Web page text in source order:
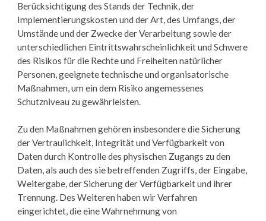
Berücksichtigung des Stands der Technik, der
Implementierungskosten und der Art, des Umfangs, der
Umstände und der Zwecke der Verarbeitung sowie der
unterschiedlichen Eintrittswahrscheinlichkeit und Schwere
des Risikos für die Rechte und Freiheiten natürlicher
Personen, geeignete technische und organisatorische
Maßnahmen, um ein dem Risiko angemessenes
Schutzniveau zu gewährleisten.
Zu den Maßnahmen gehören insbesondere die Sicherung
der Vertraulichkeit, Integrität und Verfügbarkeit von
Daten durch Kontrolle des physischen Zugangs zu den
Daten, als auch des sie betreffenden Zugriffs, der Eingabe,
Weitergabe, der Sicherung der Verfügbarkeit und ihrer
Trennung. Des Weiteren haben wir Verfahren
eingerichtet, die eine Wahrnehmung von